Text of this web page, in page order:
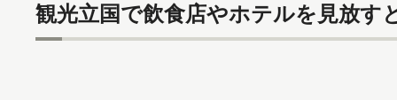
観光立国で飲食店やホテルを見放す